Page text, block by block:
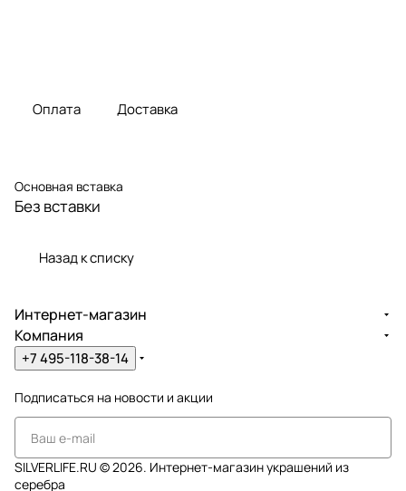
Оплата Доставка
Основная вставка
Без вставки
Назад к списку
Интернет-магазин
Компания
+7 495-118-38-14
Подписаться на новости и акции
SILVERLIFE.RU © 2026. Интернет-магазин украшений из
серебра